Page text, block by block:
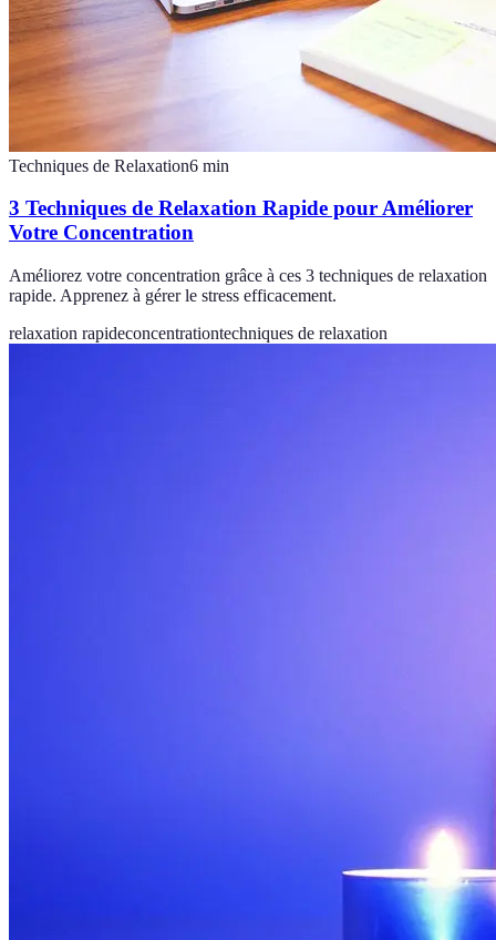
Techniques de Relaxation6 min
3 Techniques de Relaxation Rapide pour Améliorer
Votre Concentration
Améliorez votre concentration grâce à ces 3 techniques de relaxation
rapide. Apprenez à gérer le stress efficacement.
relaxation rapideconcentrationtechniques de relaxation